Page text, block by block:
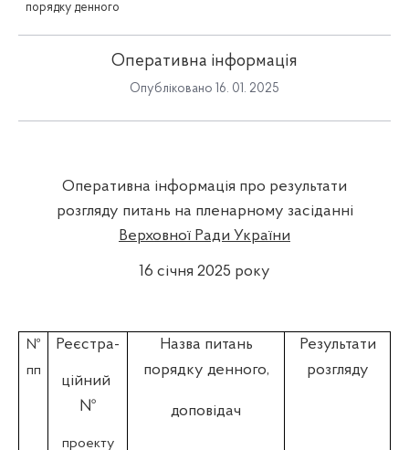
порядку денного
Оперативна інформація
Опубліковано 16. 01. 2025
Оперативна інформація про результати
розгляду питань на пленарному засіданні
Верховної Ради України
16 січня 2025 року
№
пп
Реєстра-
ційний
№
проекту
Назва питань
порядку денного,
доповідач
Результати
розгляду